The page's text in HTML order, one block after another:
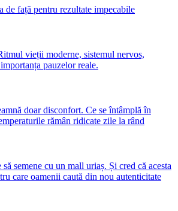
de față pentru rezultate impecabile
vieții moderne, sistemul nervos,
pauzelor reale.
doar disconfort. Ce se întâmplă în
rămân ridicate zile la rând
semene cu un mall uriaș. Și cred că acesta
care oamenii caută din nou autenticitate